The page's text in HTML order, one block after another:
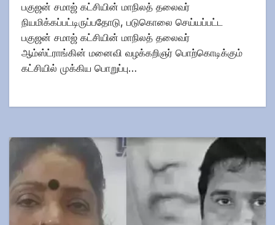
பகுஜன் சமாஜ் கட்சியின் மாநிலத் தலைவர்
நியமிக்கப்பட்டிருப்பதோடு, படுகொலை செய்யப்பட்ட
பகுஜன் சமாஜ் கட்சியின் மாநிலத் தலைவர்
ஆம்ஸ்ட்ராங்கின் மனைவி வழக்கறிஞர் பொற்கொடிக்கும்
கட்சியில் முக்கிய பொறுப்பு…